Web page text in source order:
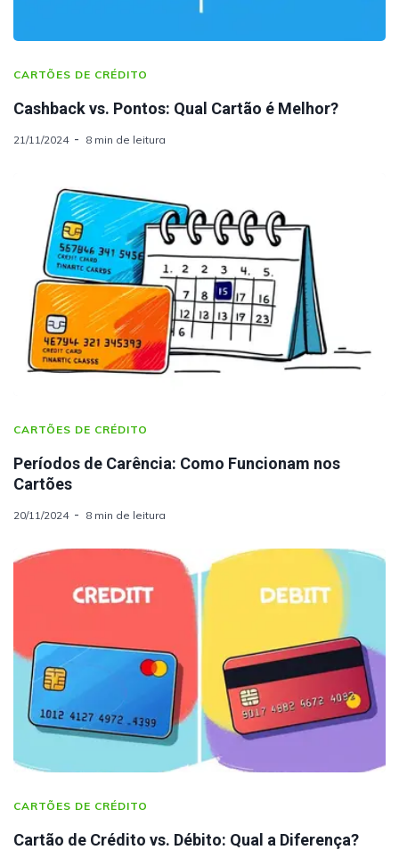
CARTÕES DE CRÉDITO
Cashback vs. Pontos: Qual Cartão é Melhor?
21/11/2024 8 min de leitura
CARTÕES DE CRÉDITO
Períodos de Carência: Como Funcionam nos
Cartões
20/11/2024 8 min de leitura
CARTÕES DE CRÉDITO
Cartão de Crédito vs. Débito: Qual a Diferença?